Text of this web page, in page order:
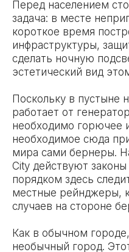
Перед населением
задача: в месте
короткое время
инфраструктуры,
сделать ночную
эстетический вид
Поскольку в пустыне
работает от
необходимо горючее
необходимое сюда
мира сами бернеры.
City действуют
порядком здесь
местные рейнджеры,
случаев на стороне
Как в обычном
необычный город.